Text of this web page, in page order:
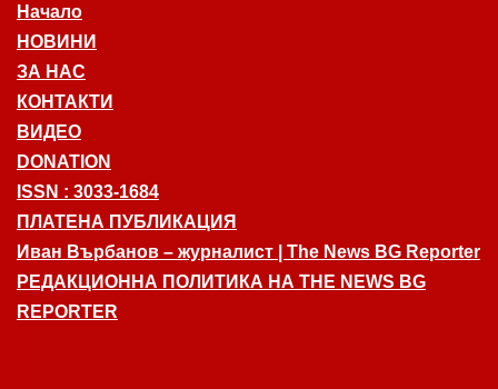
Начало
НОВИНИ
ЗА НАС
КОНТАКТИ
ВИДЕО
DONATION
ISSN : 3033-1684
ПЛАТЕНА ПУБЛИКАЦИЯ
Иван Върбанов – журналист | The News BG Reporter
РЕДАКЦИОННА ПОЛИТИКА НА THE NEWS BG
REPORTER